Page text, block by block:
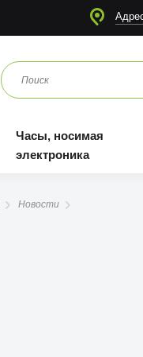
Часы, носимая
электроника
Новости